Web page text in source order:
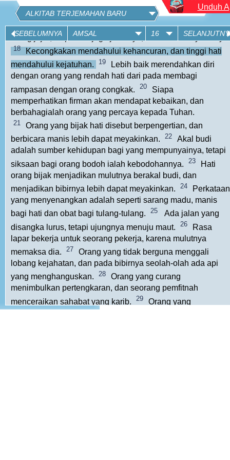
AMSAL 16
SEBELUMNYA
ALKITAB TERJEMAHAN BARU
emas, dan mendapat pengertian jauh lebih berharga dari
pada mendapat perak. 17
Menjauhi kejahatan itulah jalan
orang jujur; siapa menjaga jalannya, memelihara nyawanya.
18
Kecongkakan mendahului kehancuran, dan tinggi hati
mendahului kejatuhan.
19
Lebih baik merendahkan diri
dengan orang yang rendah hati dari pada membagi
rampasan dengan orang congkak.
20
Siapa
memperhatikan firman akan mendapat kebaikan, dan
berbahagialah orang yang percaya kepada Tuhan.
21
Orang yang bijak hati disebut berpengertian, dan
berbicara manis lebih dapat meyakinkan.
22
Akal budi
adalah sumber kehidupan bagi yang mempunyainya, tetapi
siksaan bagi orang bodoh ialah kebodohannya.
23
Hati
orang bijak menjadikan mulutnya berakal budi, dan
menjadikan bibirnya lebih dapat meyakinkan.
24
Perkataan
yang menyenangkan adalah seperti sarang madu, manis
bagi hati dan obat bagi tulang-tulang.
25
Ada jalan yang
disangka lurus, tetapi ujungnya menuju maut.
26
Rasa
lapar bekerja untuk seorang pekerja, karena mulutnya
memaksa dia.
27
Orang yang tidak berguna menggali
lobang kejahatan, dan pada bibirnya seolah-olah ada api
yang menghanguskan.
28
Orang yang curang
menimbulkan pertengkaran, dan seorang pemfitnah
menceraikan sahabat yang karib.
29
Orang yang
Unduh